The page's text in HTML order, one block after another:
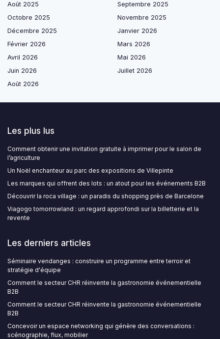
Août 2025
Septembre 2025
Octobre 2025
Novembre 2025
Décembre 2025
Janvier 2026
Février 2026
Mars 2026
Avril 2026
Mai 2026
Juin 2026
Juillet 2026
Août 2026
Les plus lus
Comment obtenir une invitation gratuite à imprimer pour le salon de
l’agriculture
Un Noël enchanteur au parc des expositions de Villepinte
Les marques qui offrent des lots : un atout pour les événements B2B
Découvrir la roca village : un paradis du shopping près de Barcelone
Viagogo tomorrowland : un regard approfondi sur la billetterie et la
revente
Les derniers articles
Séminaire vendanges : construire un programme entre terroir et
stratégie d'équipe
Comment le secteur CHR réinvente la gastronomie événementielle
B2B
Comment le secteur CHR réinvente la gastronomie événementielle
B2B
Concevoir un espace networking qui génère des conversations :
scénographie, flux, mobilier